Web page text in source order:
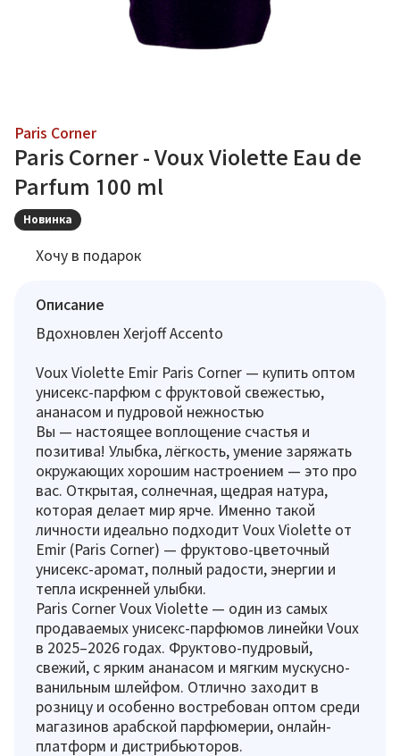
Paris Corner
Paris Corner - Voux Violette Eau de
Parfum 100 ml
Новинка
Хочу в подарок
Описание
Вдохновлен Xerjoff Accento
Voux Violette Emir Paris Corner — купить оптом
унисекс-парфюм с фруктовой свежестью,
ананасом и пудровой нежностью
Вы — настоящее воплощение счастья и
позитива! Улыбка, лёгкость, умение заряжать
окружающих хорошим настроением — это про
вас. Открытая, солнечная, щедрая натура,
которая делает мир ярче. Именно такой
личности идеально подходит Voux Violette от
Emir (Paris Corner) — фруктово-цветочный
унисекс-аромат, полный радости, энергии и
тепла искренней улыбки.
Paris Corner Voux Violette — один из самых
продаваемых унисекс-парфюмов линейки Voux
в 2025–2026 годах. Фруктово-пудровый,
свежий, с ярким ананасом и мягким мускусно-
ванильным шлейфом. Отлично заходит в
розницу и особенно востребован оптом среди
магазинов арабской парфюмерии, онлайн-
платформ и дистрибьюторов.